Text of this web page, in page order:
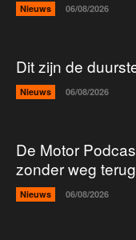
Nieuws 06/08/2026
Dit zijn de
Nieuws 06/08/2026
De Motor
zonder weg terug
Nieuws 06/08/2026